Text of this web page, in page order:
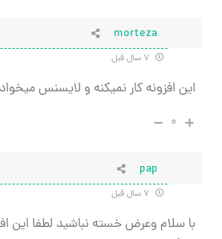
morteza
این افزونه کار نمیکنه و لایسنس میخواد
۰
pap
با سلام وعرض خسته نباشید لطفا این